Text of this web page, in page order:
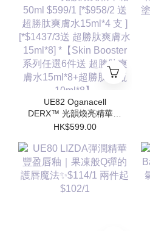
Booster 系列任選6件送
超勝肽爽膚水15ml*8+超
勝肽安瓶10ml*8】
UE82 Oganacell
DERX™ 光韻煥亮精華霜
50ml $599/1 [*$958/2 送
[*$1437/3送 超勝肽爽膚
水15ml*8] *【Skin
Booster 系列任選6件送
超勝肽爽膚水15ml*8+超
勝肽安瓶10ml*8】
HK$599.00